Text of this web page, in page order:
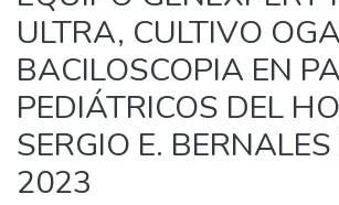
ULTRA, CULTIVO
BACILOSCOPIA EN
PEDIÁTRICOS DEL
SERGIO E.
2023